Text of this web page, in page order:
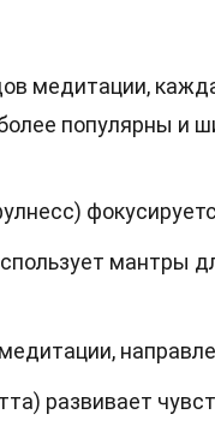
медитации,
популярны и
мантры
развивает